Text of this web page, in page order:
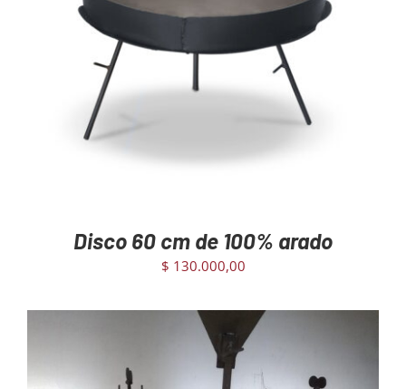
AGREGAR AL CARRITO DETAILS
Disco 60 cm de 100% arado
$ 130.000,00